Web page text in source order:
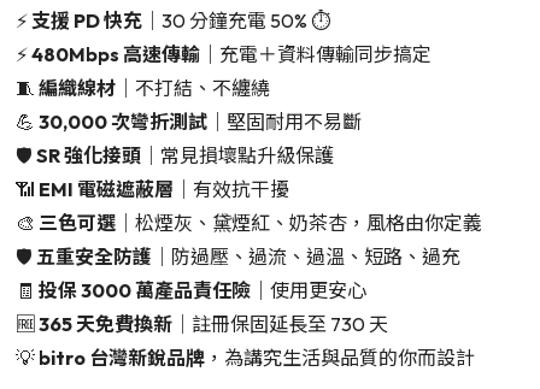
⚡ 支援 PD 快充 ｜30 分鐘充電 50% ⏱️
⚡480Mbps 高速傳輸 ｜充電＋資料傳輸同步搞定
🧵編織線材 ｜不打結、不纏繞
💪30,000 次彎折測試 ｜堅固耐用不易斷
🛡️SR 強化接頭 ｜常見損壞點升級保護
📶 EMI 電磁遮蔽層 ｜有效抗干擾
🎨 三色可選 ｜松煙灰、黛煙紅、奶茶杏，風格由你定義
🛡️ 五重安全防護 ｜防過壓、過流、過溫、短路、過充
🧾投保 3000 萬產品責任險 ｜使用更安心
🆓365 天免費換新 ｜註冊保固延長至 730 天
💡 bitro 台灣新銳品牌 ，為講究生活與品質的你而設計